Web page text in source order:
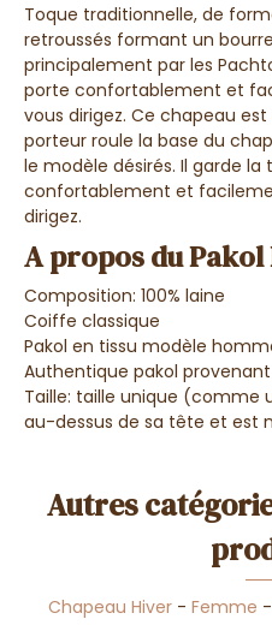
Toque traditionnelle, de
retroussés formant un
principalement par les
porte confortablement et
vous dirigez. Ce chapeau
porteur roule la base du
le modèle désirés. Il garde
confortablement et
dirigez.
A propos du
Composition: 100% laine
Coiffe classique
Pakol en tissu modèle
Authentique pakol
Taille: taille unique
au-dessus de sa tête et est
Autres
Chapeau Hiver- Femme -